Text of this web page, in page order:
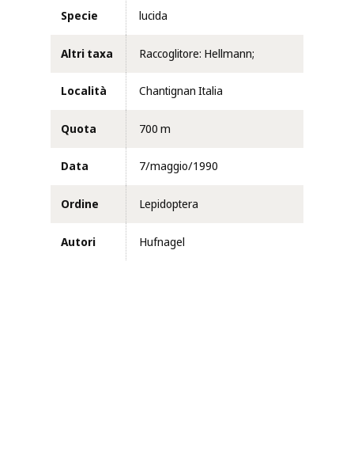
Specie lucida
Altri taxa Raccoglitore: Hellmann;
Località Chantignan Italia
Quota 700 m
Data 7/maggio/1990
Ordine Lepidoptera
Autori Hufnagel